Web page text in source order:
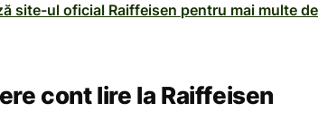
site-ul oficial Raiffeisen pentru mai multe
cont lire la Raiffeisen